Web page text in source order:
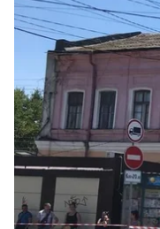
В Одессе
спецоперацию
Об этом
Инцидент
полиции области,
«Проводятся
освобождения